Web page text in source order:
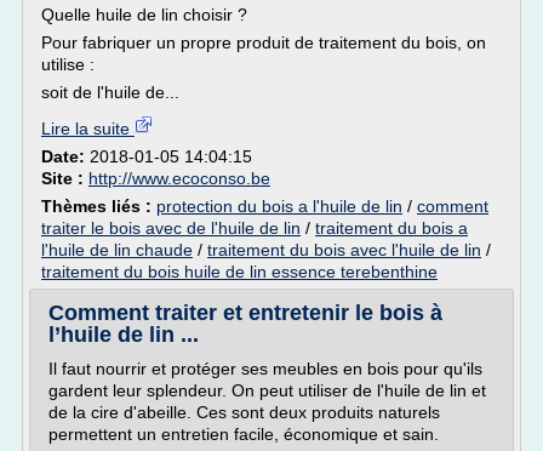
Quelle huile de lin choisir ?
Pour fabriquer un propre produit de traitement du bois, on
utilise :
soit de l'huile de...
Lire la suite
Date: 2018-01-05 14:04:15
Site : http://www.ecoconso.be
Thèmes liés : protection du bois a l'huile de lin / comment
traiter le bois avec de l'huile de lin / traitement du bois a
l'huile de lin chaude / traitement du bois avec l'huile de lin /
traitement du bois huile de lin essence terebenthine
Comment traiter et entretenir le bois à
l’huile de lin ...
Il faut nourrir et protéger ses meubles en bois pour qu'ils
gardent leur splendeur. On peut utiliser de l'huile de lin et
de la cire d'abeille. Ces sont deux produits naturels
permettent un entretien facile, économique et sain.